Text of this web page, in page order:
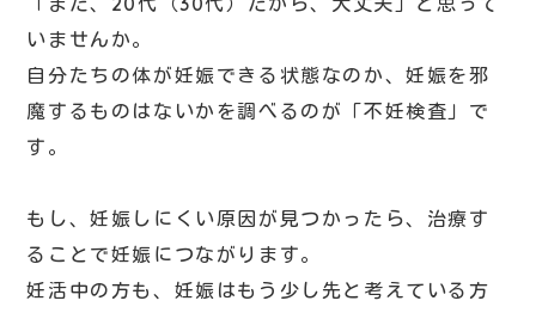
いませんか。
自分たちの体が妊娠できる状態なのか、妊娠を邪
魔するものはないかを調べるのが「不妊検査」で
す。
もし、妊娠しにくい原因が見つかったら、治療す
ることで妊娠につながります。
妊活中の方も、妊娠はもう少し先と考えている方